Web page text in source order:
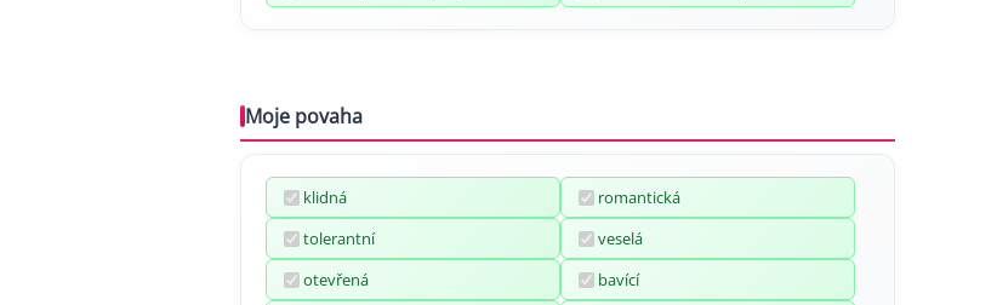
Moje povaha
klidná
romantická
tolerantní
veselá
otevřená
bavící